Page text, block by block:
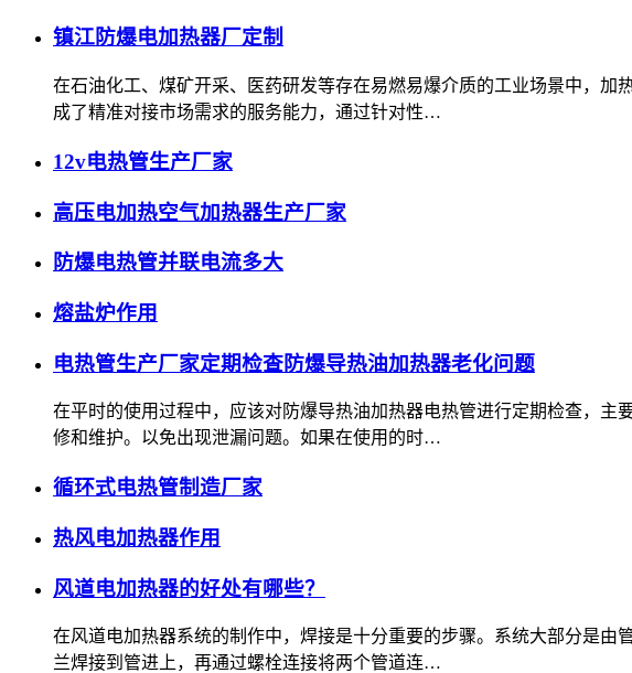
镇江防爆电加热器厂定制
在石油化工、煤矿开采、医药研发等存在易燃易爆介质的工业场景中，
成了精准对接市场需求的服务能力，通过针对性…
12v电热管生产厂家
高压电加热空气加热器生产厂家
防爆电热管并联电流多大
熔盐炉作用
电热管生产厂家定期检查防爆导热油加热器老化问题
在平时的使用过程中，应该对防爆导热油加热器电热管进行定期检查，
修和维护。以免出现泄漏问题。如果在使用的时…
循环式电热管制造厂家
热风电加热器作用
风道电加热器的好处有哪些？
在风道电加热器系统的制作中，焊接是十分重要的步骤。系统大部分是
兰焊接到管进上，再通过螺栓连接将两个管道连…